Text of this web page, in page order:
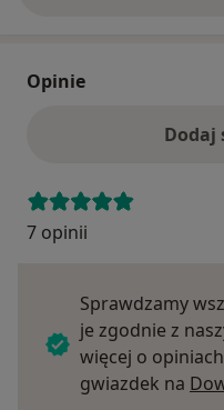
Opinie
Dodaj
7 opinii
Sprawdzamy
je zgodnie z
więcej o
gwiazdek na